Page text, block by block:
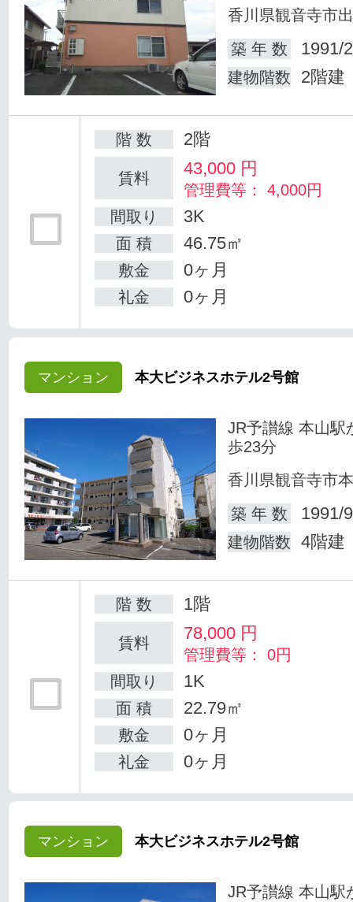
香川県観音寺市
築 年 数
1991/
建物階数 2階建
階 数 2階
賃料 43,000 円
管理費等： 4,000円
間取り
3K
面 積 46.75㎡
敷金 0ヶ月
礼金 0ヶ月
マンション 本大ビジネスホテル2号館
JR予讃線 本山駅
歩23分
香川県観音寺市
築 年 数
1991/
建物階数 4階建
階 数 1階
賃料 78,000 円
管理費等： 0円
間取り
1K
面 積 22.79㎡
敷金 0ヶ月
礼金 0ヶ月
マンション 本大ビジネスホテル2号館
JR予讃線 本山駅